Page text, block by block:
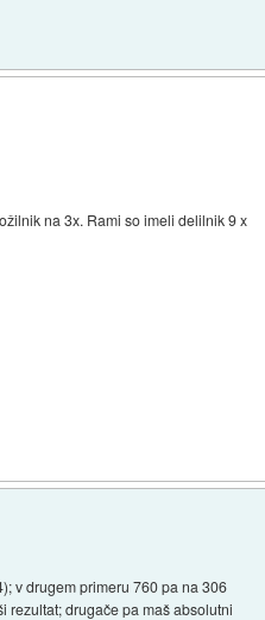
na 3x. Rami so imeli delilnik 9 x
v drugem primeru 760 pa na 306
rezultat; drugače pa maš absolutni